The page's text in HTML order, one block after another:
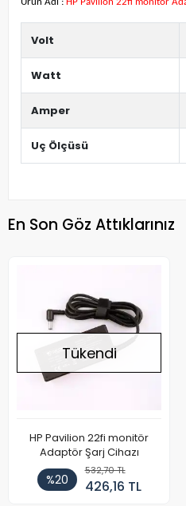
Ürün Adı : HP Pavilion 22fi monitör
Volt
Watt
Amper
Uç Ölçüsü
En Son Göz Attıklarınız
Tükendi
HP Pavilion 22fi monitör
Adaptör Şarj Cihazı
%20
532,70 TL
426,16 TL